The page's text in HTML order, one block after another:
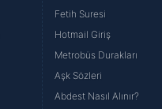
Fetih Suresi
Hotmail Giriş
Metrobüs Durakları
Aşk Sözleri
Abdest Nasıl Alınır?